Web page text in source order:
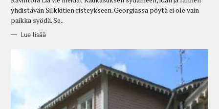
yhdistävän Silkkitien risteykseen. Georgiassa pöytä ei ole vain
paikka syödä. Se..
Lue lisää